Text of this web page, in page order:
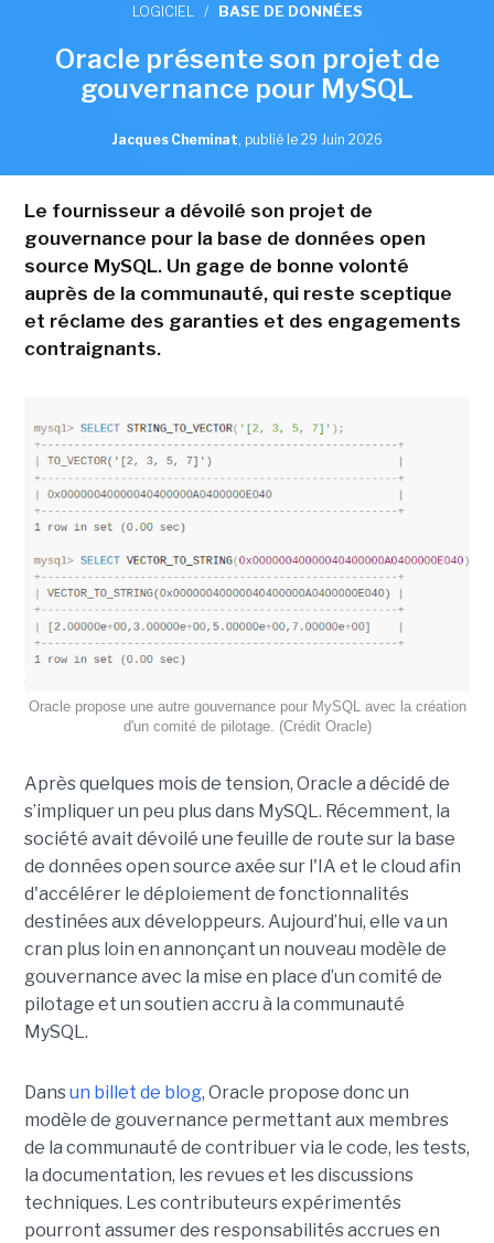
LOGICIEL / BASE DE DONNÉES
Oracle présente son projet de
gouvernance pour MySQL
Jacques Cheminat, publié le 29 Juin 2026
Le fournisseur a dévoilé son projet de
gouvernance pour la base de données open
source MySQL. Un gage de bonne volonté
auprès de la communauté, qui reste sceptique
et réclame des garanties et des engagements
contraignants.
Oracle propose une autre gouvernance pour MySQL avec la création
d'un comité de pilotage. (Crédit Oracle)
Après quelques mois de tension, Oracle a décidé de
s’impliquer un peu plus dans MySQL. Récemment, la
société avait dévoilé une feuille de route sur la base
de données open source axée sur l'IA et le cloud afin
d'accélérer le déploiement de fonctionnalités
destinées aux développeurs. Aujourd’hui, elle va un
cran plus loin en annonçant un nouveau modèle de
gouvernance avec la mise en place d’un comité de
pilotage et un soutien accru à la communauté
MySQL.
Dansun billet de blog, Oracle propose donc un
modèle de gouvernance permettant aux membres
de la communauté de contribuer via le code, les tests,
la documentation, les revues et les discussions
techniques. Les contributeurs expérimentés
pourront assumer des responsabilités accrues en